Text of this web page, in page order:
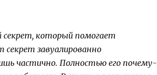
секрет, который помогает
секрет завуалированно
частично. Полностью его почему-